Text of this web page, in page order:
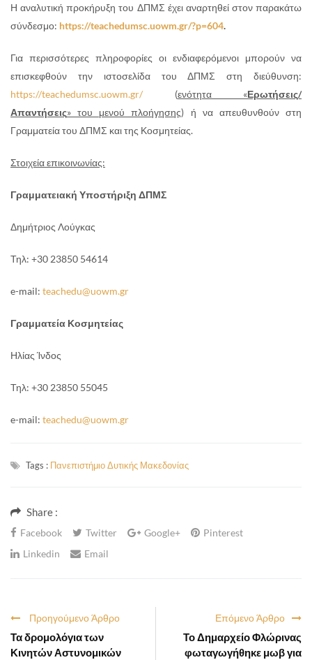
Η αναλυτική προκήρυξη του ΔΠΜΣ έχει αναρτηθεί στον παρακάτω
σύνδεσμο: https://teachedumsc.uowm.gr/?p=604.
Για περισσότερες πληροφορίες οι ενδιαφερόμενοι μπορούν να
επισκεφθούν την ιστοσελίδα του ΔΠΜΣ στη διεύθυνση:
https://teachedumsc.uowm.gr/ (ενότητα «Ερωτήσεις/
Απαντήσεις» του μενού πλοήγησης) ή να απευθυνθούν στη
Γραμματεία του ΔΠΜΣ και της Κοσμητείας.
Στοιχεία επικοινωνίας:
Γραμματειακή Υποστήριξη ΔΠΜΣ
Δημήτριος Λούγκας
Τηλ: +30 23850 54614
e-mail: teachedu@uowm.gr
Γραμματεία Κοσμητείας
Ηλίας Ίνδος
Τηλ: +30 23850 55045
e-mail: teachedu@uowm.gr
Tags : Πανεπιστήμιο Δυτικής Μακεδονίας
Share :
Facebook Twitter Google+
Pinterest
Linkedin
Email
Επόμενο Άρθρο
Το Δημαρχείο Φλώρινας
φωταγωγήθηκε μωβ για
Προηγούμενο Άρθρο
Τα δρομολόγια των
Κινητών Αστυνομικών